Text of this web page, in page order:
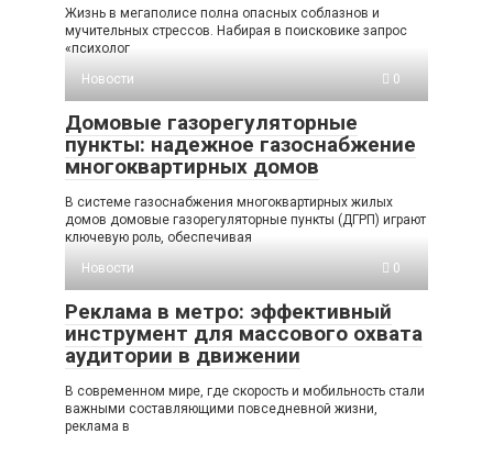
Жизнь в мегаполисе полна опасных соблазнов и
мучительных стрессов. Набирая в поисковике запрос
«психолог
Новости
0
Домовые газорегуляторные
пункты: надежное газоснабжение
многоквартирных домов
В системе газоснабжения многоквартирных жилых
домов домовые газорегуляторные пункты (ДГРП) играют
ключевую роль, обеспечивая
Новости
0
Реклама в метро: эффективный
инструмент для массового охвата
аудитории в движении
В современном мире, где скорость и мобильность стали
важными составляющими повседневной жизни,
реклама в